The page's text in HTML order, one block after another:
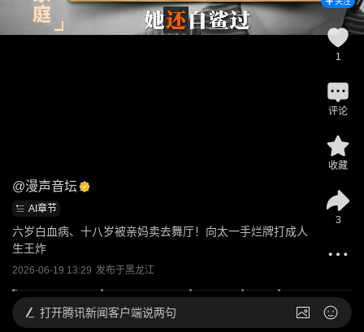
@漫声音坛
AI章节
六岁白血病、十八岁被亲妈卖去舞厅！向太一手烂牌打成人
生王炸
2026-06-19 13:29 发布于黑龙江
1
评论
收藏
3
打开腾讯新闻客户端说两句